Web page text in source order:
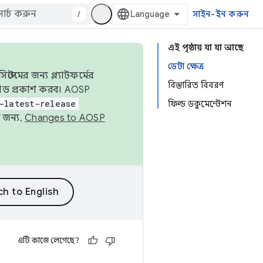
/ সাইন-ইন করুন
এই পৃষ্ঠায় যা যা আছে
ডেটা ক্ষেত্র
বিস্তারিত বিবরণ
ফিল্ড ডকুমেন্টেশন
জন্য প্ল্যাটফর্মের
প্রকাশ করব। AOSP
latest-release
জন্য, Changes to AOSP
এটি কাজে লেগেছে?